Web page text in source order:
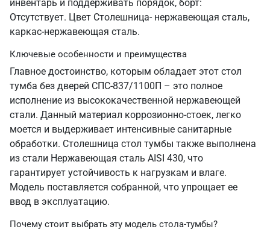
инвентарь и поддерживать порядок, борт:
Отсутствует. Цвет Столешница- нержавеющая сталь,
каркас-нержавеющая сталь.
Ключевые особенности и преимущества
Главное достоинство, которым обладает этот стол
тумба без дверей СПС-837/1100П – это полное
исполнение из высококачественной нержавеющей
стали. Данный материал коррозионно-стоек, легко
моется и выдерживает интенсивные санитарные
обработки. Столешница стол тумбы также выполнена
из стали Нержавеющая сталь AISI 430, что
гарантирует устойчивость к нагрузкам и влаге.
Модель поставляется собранной, что упрощает ее
ввод в эксплуатацию.
Почему стоит выбрать эту модель стола-тумбы?